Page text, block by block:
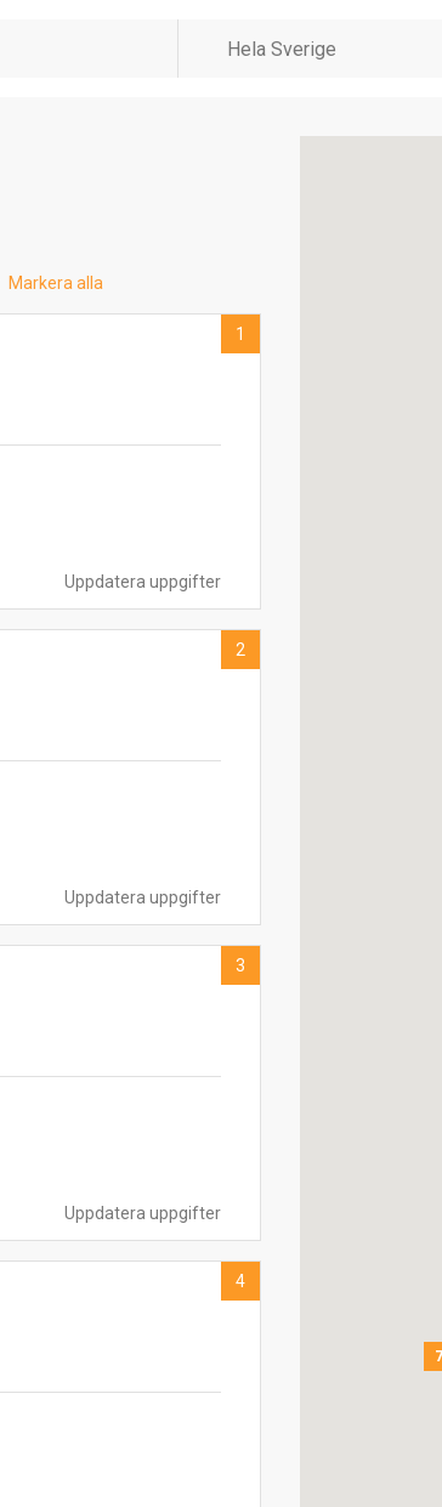
Markera alla
Uppdatera uppgifter
1
Uppdatera uppgifter
2
Uppdatera uppgifter
3
4
7